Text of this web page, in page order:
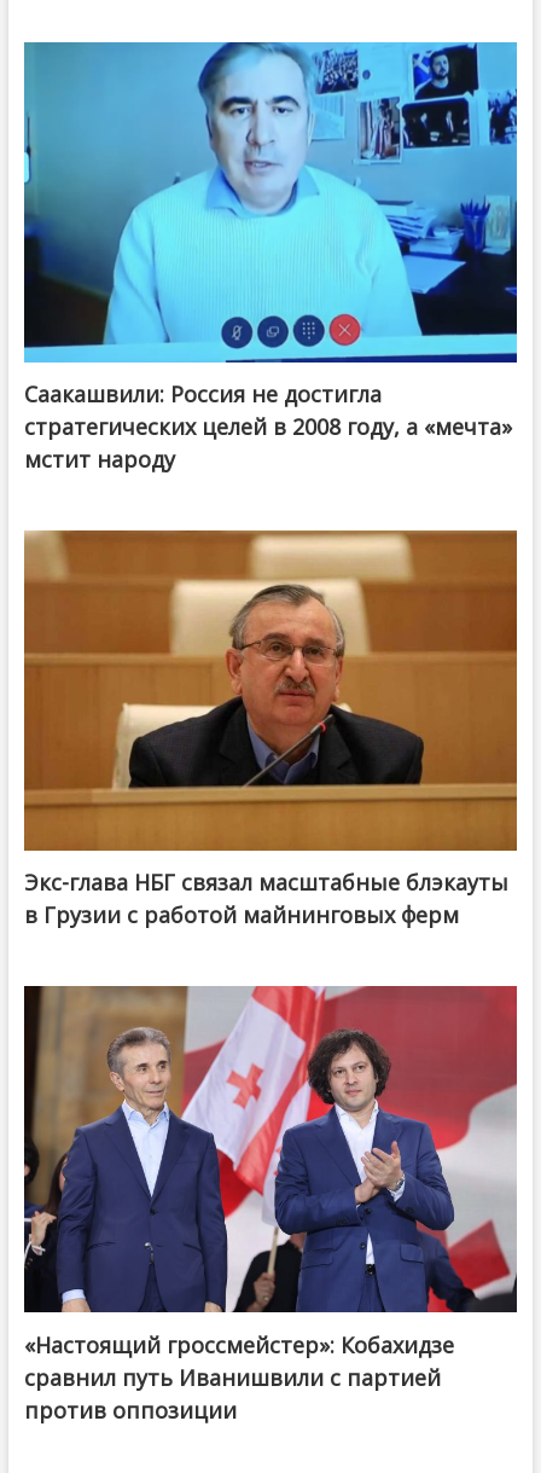
Саакашвили: Россия не достигла
стратегических целей в 2008 году, а «мечта»
мстит народу
Экс-глава НБГ связал масштабные блэкауты
в Грузии с работой майнинговых ферм
@ქართული ოცნება / Georgian Dream
«Настоящий гроссмейстер»: Кобахидзе
сравнил путь Иванишвили с партией
против оппозиции